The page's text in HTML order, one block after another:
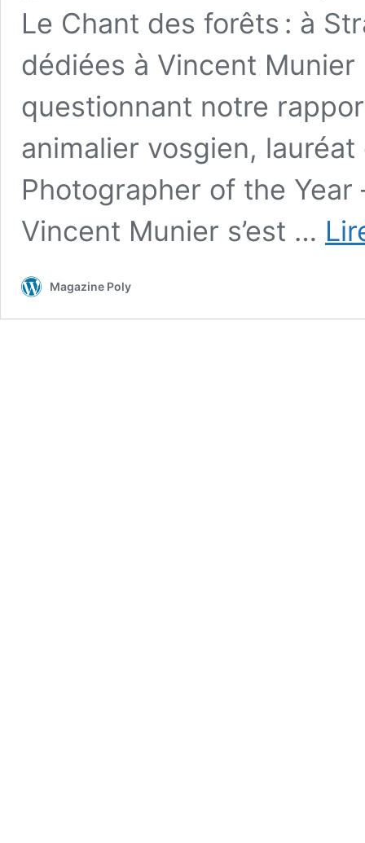
Le Chant des forêts : à
dédiées à Vincent Munier
questionnant notre
animalier vosgien,
Photographer of the Year
Vincent Munier s’est …
Magazine Poly